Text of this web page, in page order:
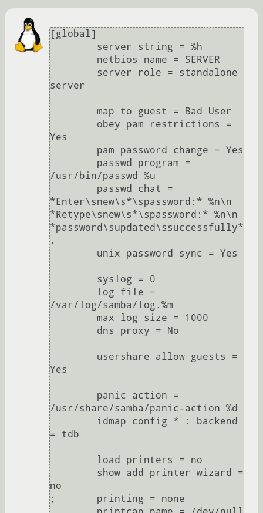
[global]
server
Yes
/usr/bin/passwd %u
*Enter\snew\s*\spassword:* %n\n
*Retype\snew\s*\spassword:* %n\n
*password\supdated\ssuccessfully*
.
/var/log/samba/log.%m
Yes
/usr/share/samba/panic-action %d
= tdb
no
;	printing = none